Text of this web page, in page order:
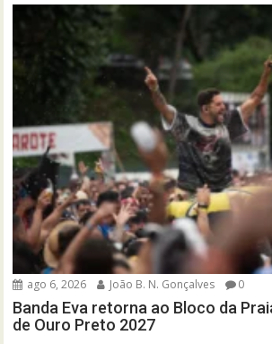
ago 6, 2026 João B. N. Gonçalves 0
Banda Eva retorna ao Bloco da
de Ouro Preto 2027